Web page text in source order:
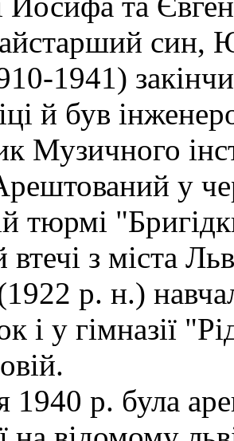
син,
1941)
й був
Музичного
у
тюрмі
втечі з міста
р. н.)
і у гімназії
1940 р. була